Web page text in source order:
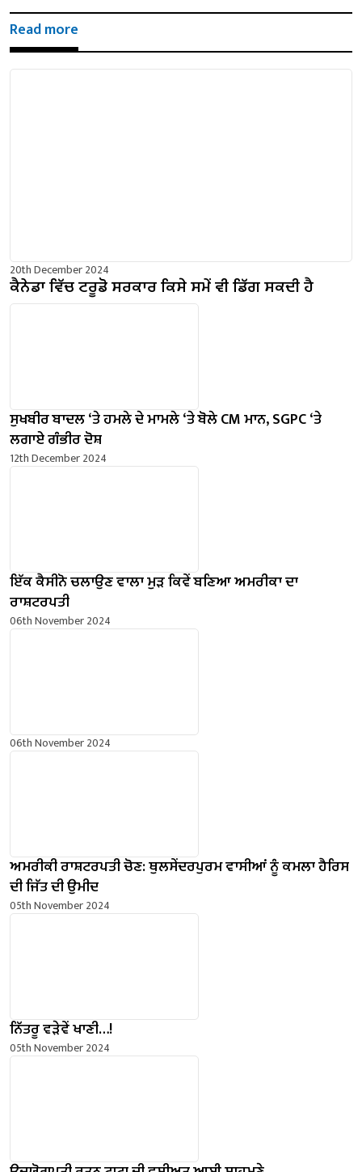
Read more
20th December 2024
ਕੈਨੇਡਾ ਵਿੱਚ ਟਰੂਡੋ ਸਰਕਾਰ ਕਿਸੇ ਸਮੇਂ ਵੀ ਡਿੱਗ ਸਕਦੀ ਹੈ
ਸੁਖਬੀਰ ਬਾਦਲ ‘ਤੇ ਹਮਲੇ ਦੇ ਮਾਮਲੇ ‘ਤੇ ਬੋਲੇ ​​CM ਮਾਨ, SGPC ‘ਤੇ
ਲਗਾਏ ਗੰਭੀਰ ਦੋਸ਼
12th December 2024
ਇੱਕ ਕੈਸੀਨੋ ਚਲਾਉਣ ਵਾਲਾ ਮੁੜ ਕਿਵੇਂ ਬਣਿਆ ਅਮਰੀਕਾ ਦਾ
ਰਾਸ਼ਟਰਪਤੀ
06th November 2024
06th November 2024
ਅਮਰੀਕੀ ਰਾਸ਼ਟਰਪਤੀ ਚੋਣ: ਥੁਲਸੇਂਦਰਪੁਰਮ ਵਾਸੀਆਂ ਨੂੰ ਕਮਲਾ ਹੈਰਿਸ
ਦੀ ਜਿੱਤ ਦੀ ਉਮੀਦ
05th November 2024
ਨਿੱਤਰੂ ਵੜੇਵੇਂ ਖਾਣੀ…!
05th November 2024